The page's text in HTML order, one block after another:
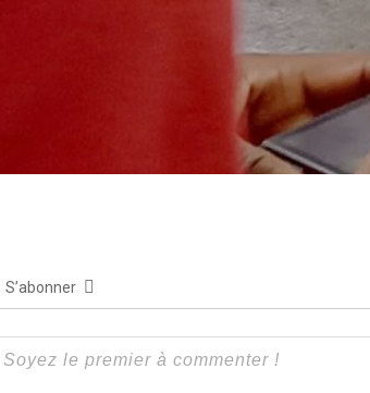
S’abonner